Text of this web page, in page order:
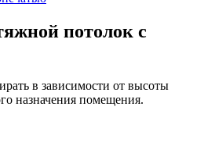
потолок с
в зависимости от высоты
назначения помещения.